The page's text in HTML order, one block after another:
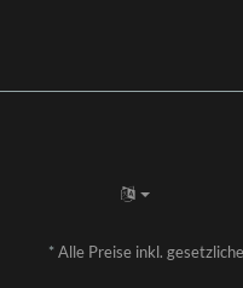
*Alle Preise inkl.